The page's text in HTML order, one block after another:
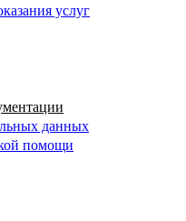
услуг
данных
помощи